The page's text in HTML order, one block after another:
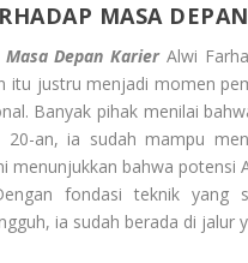
MASA
Depan KarierAlwi
itu justru menjadi momen
Banyak pihak menilai
20-an, ia sudah mampu
menunjukkan bahwa
fondasi teknik yang
ia sudah berada di